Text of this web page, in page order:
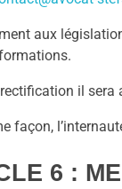
aux
il
façon,
6 :